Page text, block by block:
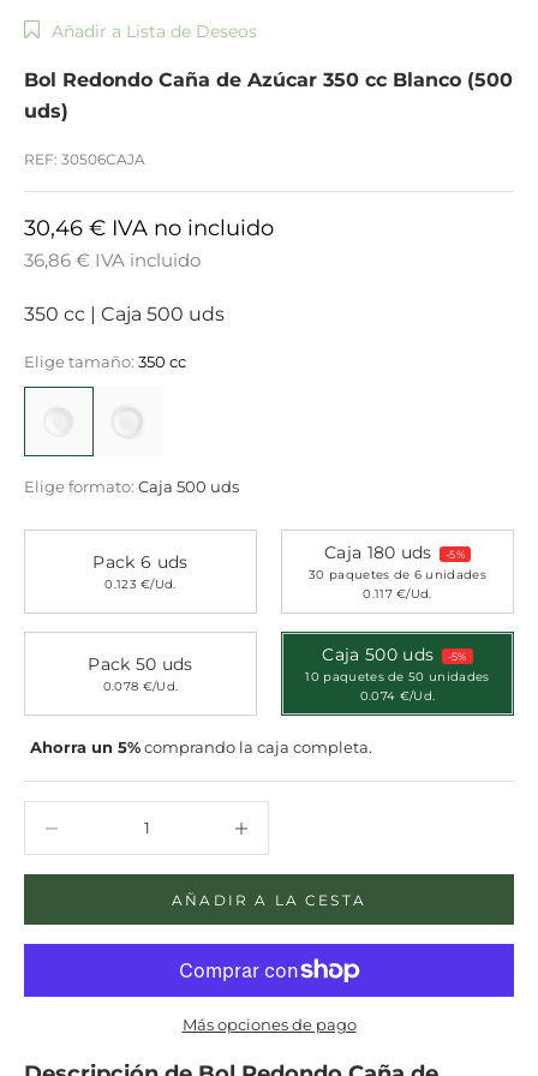
Añadir a Lista de Deseos
Bol Redondo Caña de Azúcar 350 cc Blanco (500
uds)
REF: 30506CAJA
30,46 € IVA no incluido
36,86 € IVA incluido
350 cc | Caja 500 uds
Elige tamaño: 350 cc
Elige formato: Caja 500 uds
Pack 6 uds
0.123 €/Ud.
Caja 180 uds -5%
30 paquetes de 6 unidades
0.117 €/Ud.
Pack 50 uds
0.078 €/Ud.
Caja 500 uds -5%
10 paquetes de 50 unidades
0.074 €/Ud.
Ahorra un 5%comprando la caja completa.
AÑADIR A LA CESTA
Más opciones de pago